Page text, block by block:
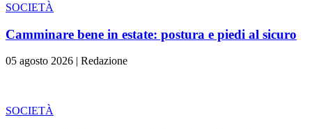
SOCIETÀ
Camminare bene in estate: postura e piedi al sicuro
05 agosto 2026 | Redazione
SOCIETÀ